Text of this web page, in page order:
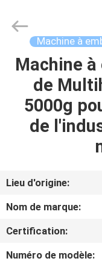
MAISON
PRODUITS
DE
NOUS
VISITE
D'USINE
EQUIPMENT
Reserved.
Machine à
Machine
de
5000g
de
Lieu d'origine:
Nom de marque:
Certification:
Numéro de modèle: